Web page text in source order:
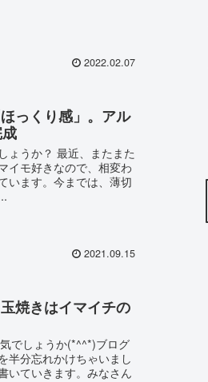
2022.02.07
っくり感」。アル
ょうか？ 最近、またまた
イモ好きなので、相変わ
います。今までは、薄切
2021.09.15
焼きはイマイチの
でしょうか(*^^*)ブログ
半分忘れかけちゃいまし
いていきます。みなさん